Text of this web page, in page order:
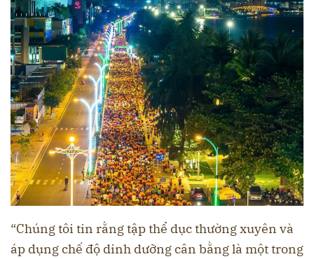
“Chúng tôi tin rằng tập thể dục thường xuyên và
áp dụng chế độ dinh dưỡng cân bằng là một trong